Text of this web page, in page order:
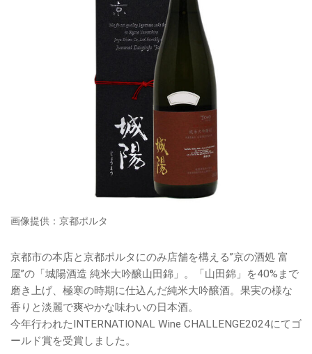
画像提供：京都ポルタ
京都市の本店と京都ポルタにのみ店舗を構える”京の酒処 富
屋”の「城陽酒造 純米大吟醸山田錦」。「山田錦」を40%まで
磨き上げ、極寒の時期に仕込んだ純米大吟醸酒。果実の様な
香りと淡麗で爽やかな味わいの日本酒。
今年行われたINTERNATIONAL Wine CHALLENGE2024にてゴ
ールド賞を受賞しました。